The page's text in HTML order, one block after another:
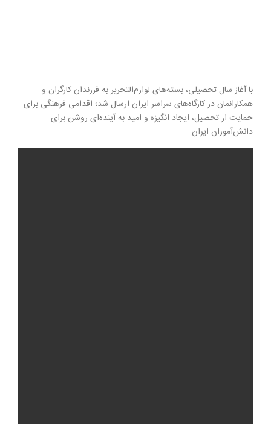
با آغاز سال تحصیلی، بسته‌های لوازم‌التحریر به فرزندان کارگران و
همکارانمان در کارگاه‌های سراسر ایران ارسال شد؛ اقدامی فرهنگی برای
حمایت از تحصیل، ایجاد انگیزه و امید به آینده‌ای روشن برای
دانش‌آموزان ایران.